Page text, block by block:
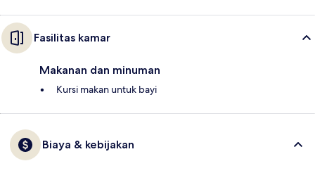
Fasilitas kamar
Makanan dan minuman
Kursi makan untuk bayi
Biaya & kebijakan